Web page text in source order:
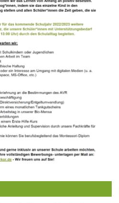
Inklusionsassistenz-Schulbegleitung für Montessori Biberkor dringend gesucht